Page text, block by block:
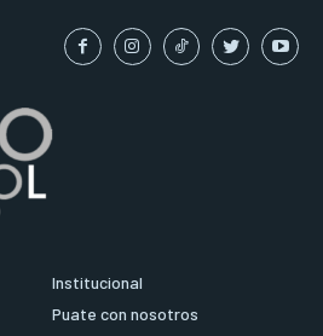
Institucional
Puate con nosotros